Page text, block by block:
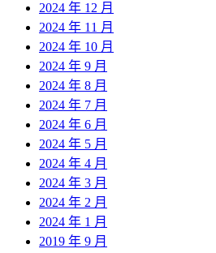
2024 年 12 月
2024 年 11 月
2024 年 10 月
2024 年 9 月
2024 年 8 月
2024 年 7 月
2024 年 6 月
2024 年 5 月
2024 年 4 月
2024 年 3 月
2024 年 2 月
2024 年 1 月
2019 年 9 月